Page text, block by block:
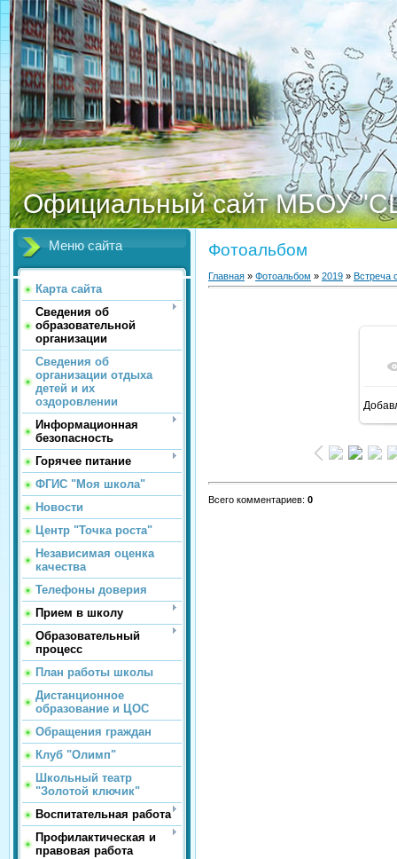
Официальный сайт МБОУ
Меню сайта
Карта сайта
Сведения об
образовательной
организации
Сведения об
организации отдыха
детей и их
оздоровлении
Информационная
безопасность
Горячее питание
ФГИС "Моя школа"
Новости
Центр "Точка роста"
Независимая оценка
качества
Телефоны доверия
Прием в школу
Образовательный
процесс
План работы школы
Дистанционное
образование и ЦОС
Обращения граждан
Клуб "Олимп"
Школьный театр
"Золотой ключик"
Воспитательная работа
Профилактическая и
правовая работа
Фотоальбом
Главная » Фотоальбом » 2019 » Встреча
Всего комментариев: 0